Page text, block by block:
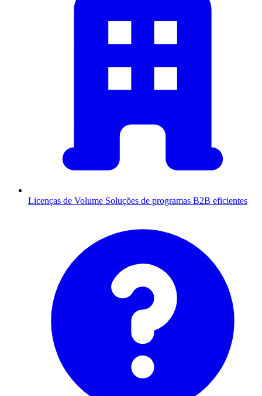
Licenças de Volume Soluções de programas B2B eficientes